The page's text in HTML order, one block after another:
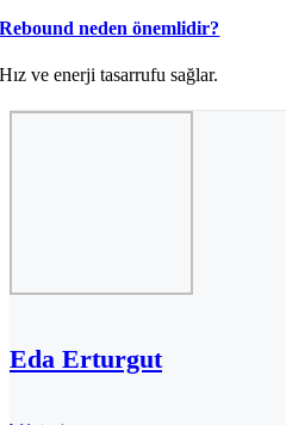
Rebound neden önemlidir?
Hız ve enerji tasarrufu sağlar.
Eda Erturgut